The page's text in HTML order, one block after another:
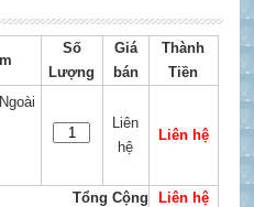
Số
Lượng
Giá
bán
Thành
Tiền
Liên
hệ
Liên hệ
Tổng Cộng
Liên hệ